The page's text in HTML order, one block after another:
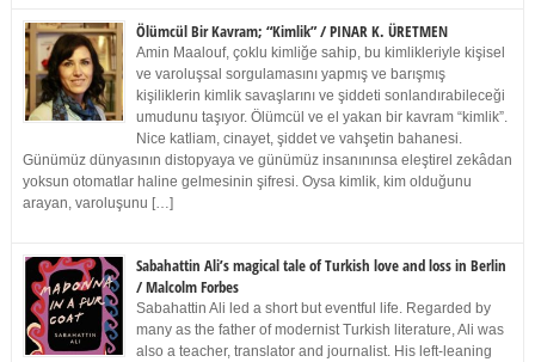
Ölümcül Bir Kavram; “Kimlik” / PINAR K. ÜRETMEN
Amin Maalouf, çoklu kimliğe sahip, bu kimlikleriyle kişisel
ve varoluşsal sorgulamasını yapmış ve barışmış
kişiliklerin kimlik savaşlarını ve şiddeti sonlandırabileceği
umudunu taşıyor. Ölümcül ve el yakan bir kavram “kimlik”.
Nice katliam, cinayet, şiddet ve vahşetin bahanesi.
Günümüz dünyasının distopyaya ve günümüz insanınınsa eleştirel zekâdan
yoksun otomatlar haline gelmesinin şifresi. Oysa kimlik, kim olduğunu
arayan, varoluşunu […]
Sabahattin Ali’s magical tale of Turkish love and loss in Berlin
/ Malcolm Forbes
Sabahattin Ali led a short but eventful life. Regarded by
many as the father of modernist Turkish literature, Ali was
also a teacher, translator and journalist. His left-leaning